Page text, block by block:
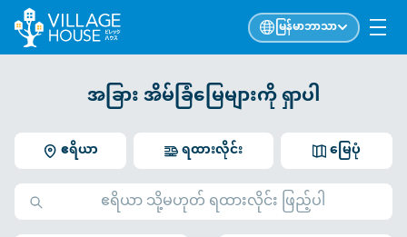
မြန်မာဘာသာ
အခြား အိမ်ခြံမြေများကို ရှာပါ
ဧရိယာ မြေပုံ
ရထားလိုင်း